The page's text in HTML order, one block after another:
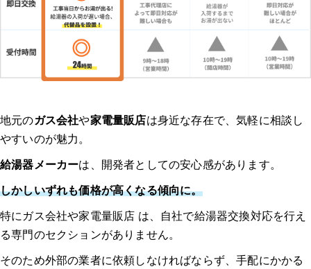
地元のガス会社や家電量販店は身近な存在で、気軽に相談し
やすいのが魅力。
給湯器メーカーは、開発者としての安心感があります。
しかしいずれも価格が高くなる傾向に。
特にガス会社や家電量販店 は、自社で給湯器交換対応を行え
る専門のセクションがありません。
そのため外部の業者に依頼しなければならず、手配にかかる